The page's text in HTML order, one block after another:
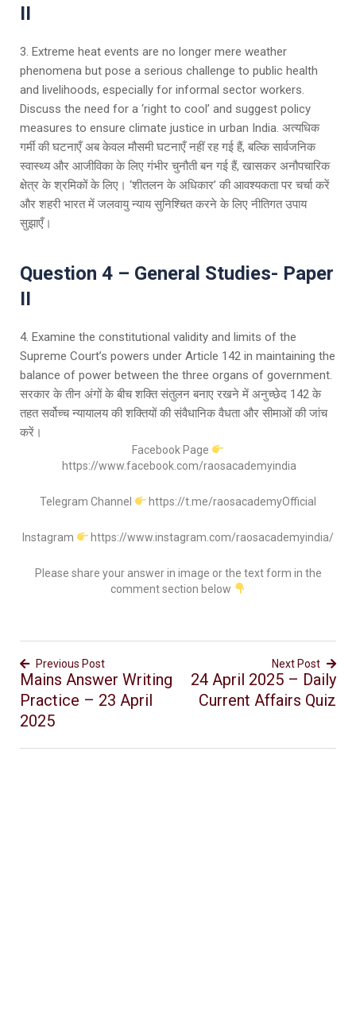
II
3. Extreme heat events are no longer mere weather
phenomena but pose a serious challenge to public health
and livelihoods, especially for informal sector workers.
Discuss the need for a ‘right to cool’ and suggest policy
measures to ensure climate justice in urban India. अत्यधिक
गर्मी की घटनाएँ अब केवल मौसमी घटनाएँ नहीं रह गई हैं, बल्कि सार्वजनिक
स्वास्थ्य और आजीविका के लिए गंभीर चुनौती बन गई हैं, खासकर अनौपचारिक
क्षेत्र के श्रमिकों के लिए। ‘शीतलन के अधिकार’ की आवश्यकता पर चर्चा करें
और शहरी भारत में जलवायु न्याय सुनिश्चित करने के लिए नीतिगत उपाय
सुझाएँ।
Question 4 – General Studies- Paper
II
4. Examine the constitutional validity and limits of the
Supreme Court’s powers under Article 142 in maintaining the
balance of power between the three organs of government.
सरकार के तीन अंगों के बीच शक्ति संतुलन बनाए रखने में अनुच्छेद 142 के
तहत सर्वोच्च न्यायालय की शक्तियों की संवैधानिक वैधता और सीमाओं की जांच
करें।
Facebook Page
https://www.facebook.com/raosacademyindia
Telegram Channel https://t.me/raosacademyOfficial
Instagram https://www.instagram.com/raosacademyindia/
Please share your answer in image or the text form in the
comment section below
Previous Post
Mains Answer Writing
Practice – 23 April
2025
Next Post
24 April 2025 – Daily
Current Affairs Quiz